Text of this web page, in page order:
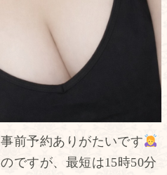
前予約ありがたいです
ですが、最短は15時50分